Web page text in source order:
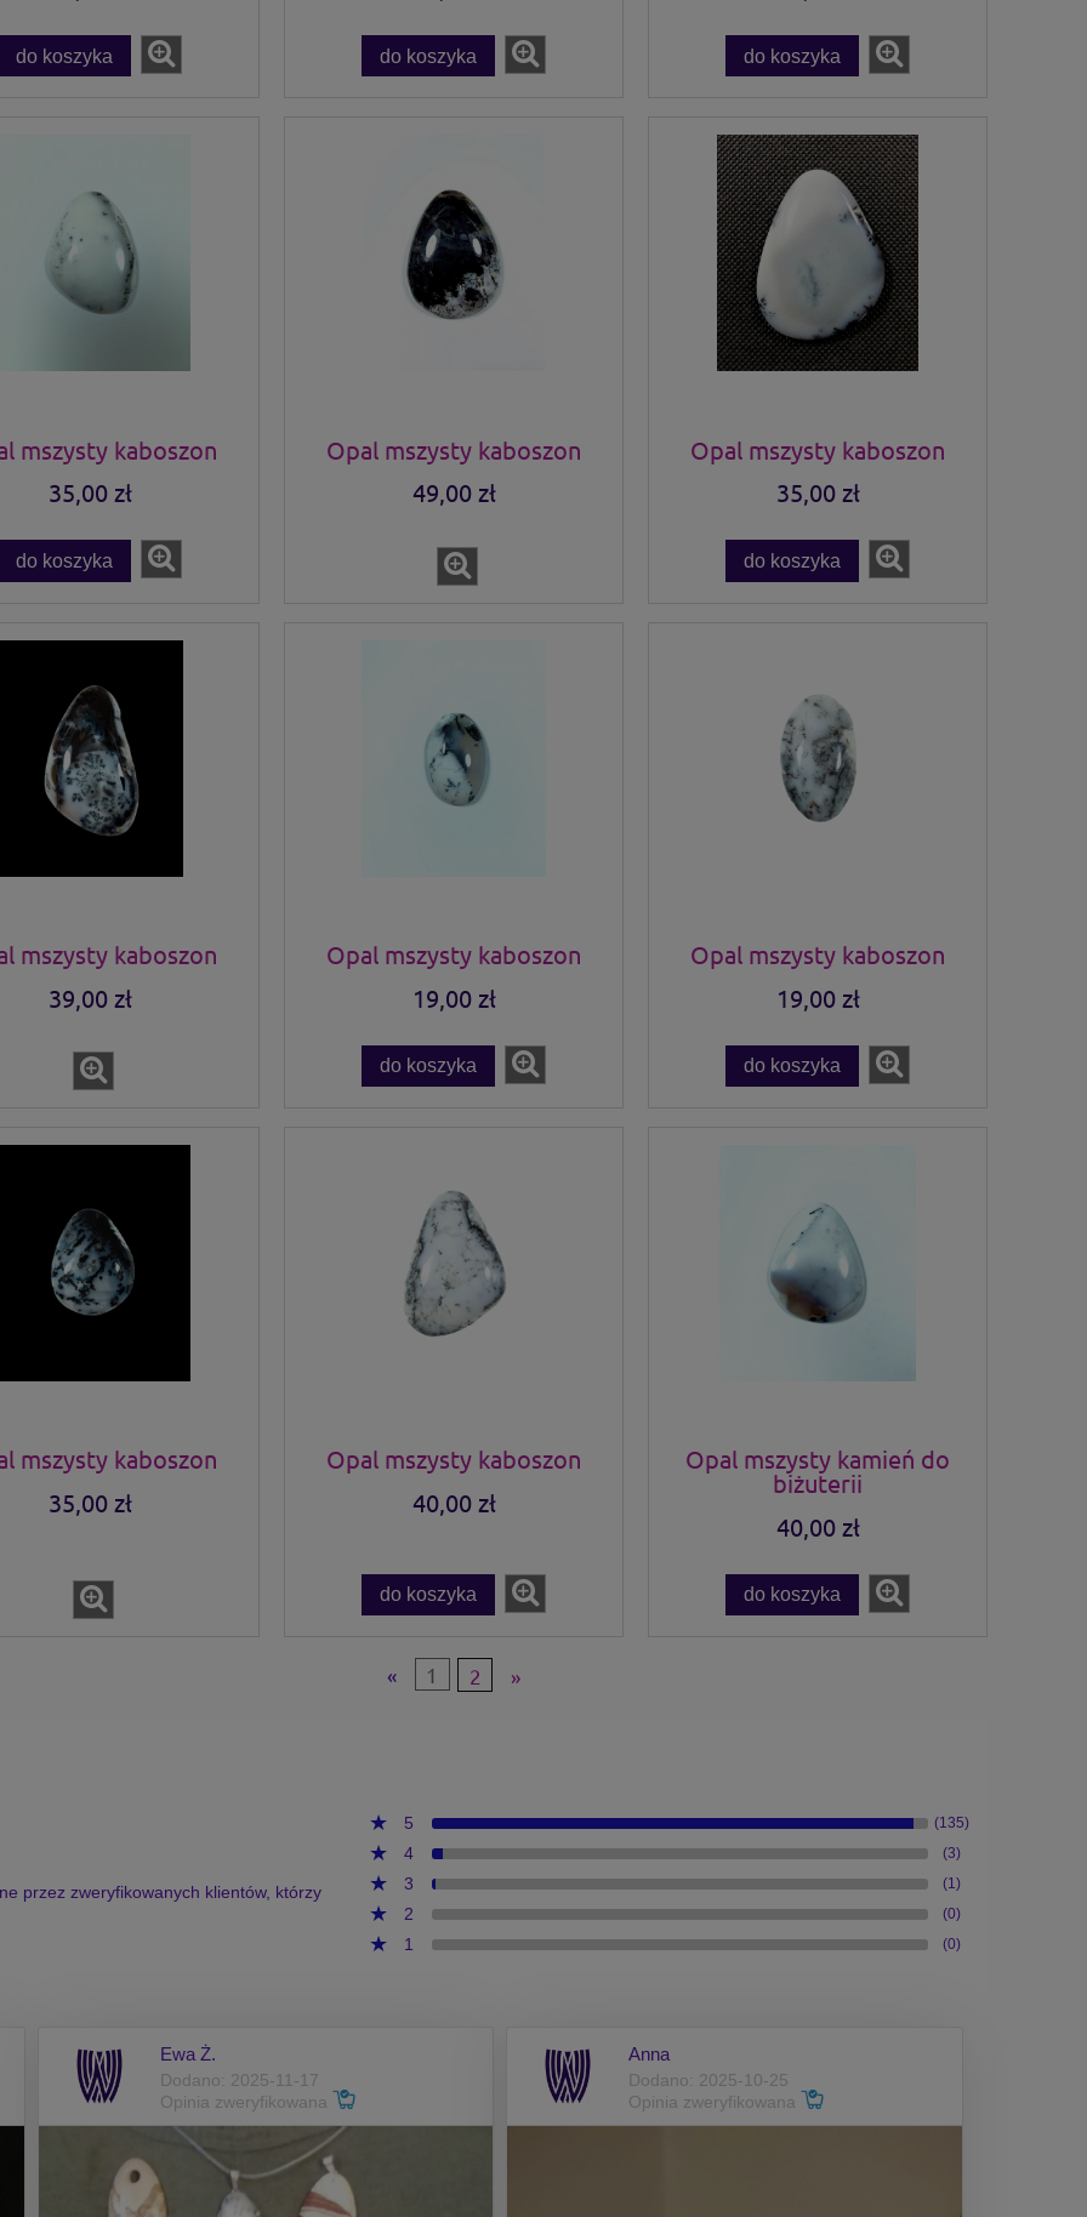
do koszyka do koszyka do koszyka
mszysty kaboszon
35,00 zł
do koszyka
Opal mszysty kaboszon
49,00 zł
Opal mszysty kaboszon
35,00 zł
do koszyka
mszysty kaboszon
39,00 zł
Opal mszysty kaboszon
19,00 zł
do koszyka
Opal mszysty kaboszon
19,00 zł
do koszyka
mszysty kaboszon
35,00 zł
Opal mszysty kaboszon
40,00 zł
do koszyka
Opal mszysty kamień do
biżuterii
40,00 zł
do koszyka
« 1 2 »
przez zweryfikowanych klientów, którzy
5 (135)
4 (3)
3 (1)
2 (0)
1 (0)
Ewa Ż.
Dodano: 2025-11-17
Opinia zweryfikowana
Anna
Dodano: 2025-10-25
Opinia zweryfikowana